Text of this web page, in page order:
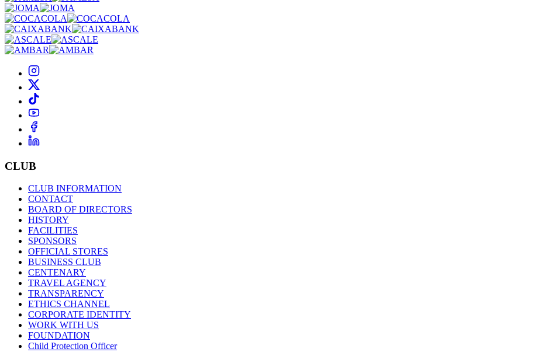
CLUB
CLUB INFORMATION
CONTACT
BOARD OF DIRECTORS
HISTORY
FACILITIES
SPONSORS
OFFICIAL STORES
BUSINESS CLUB
CENTENARY
TRAVEL AGENCY
TRANSPARENCY
ETHICS CHANNEL
CORPORATE IDENTITY
WORK WITH US
FOUNDATION
Child Protection Officer